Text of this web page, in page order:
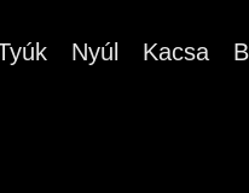
Nyúl Kacsa